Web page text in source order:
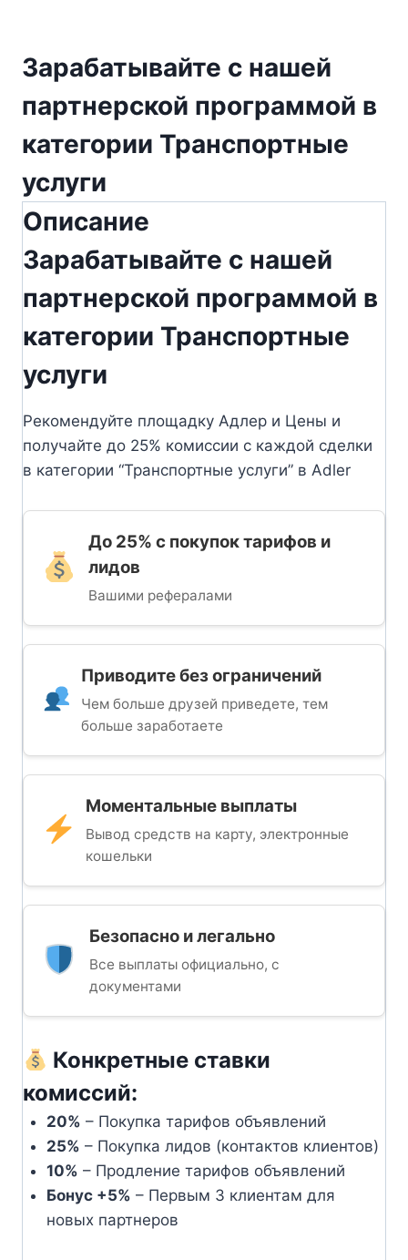
Зарабатывайте с нашей
партнерской программой в
категории Транспортные
услуги
Описание
Зарабатывайте с нашей
партнерской программой в
категории Транспортные
услуги
Рекомендуйте площадку Адлер и Цены и
получайте до 25% комиссии с каждой сделки
в категории “Транспортные услуги” в Adler
До 25% с покупок тарифов и
лидов
Вашими рефералами
Приводите без ограничений
Чем больше друзей приведете, тем
больше заработаете
Моментальные выплаты
Вывод средств на карту, электронные
кошельки
Безопасно и легально
Все выплаты официально, с
документами
Конкретные ставки
комиссий:
20% – Покупка тарифов объявлений
25% – Покупка лидов (контактов клиентов)
10% – Продление тарифов объявлений
Бонус +5% – Первым 3 клиентам для
новых партнеров